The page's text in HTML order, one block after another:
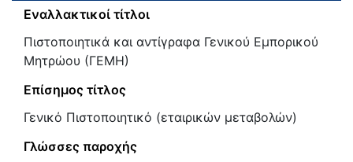
Εναλλακτικοί τίτλοι
Πιστοποιητικά και αντίγραφα Γενικού Εμπορικού
Μητρώου (ΓΕΜΗ)
Επίσημος τίτλος
Γενικό Πιστοποιητικό (εταιρικών μεταβολών)
Γλώσσες παροχής